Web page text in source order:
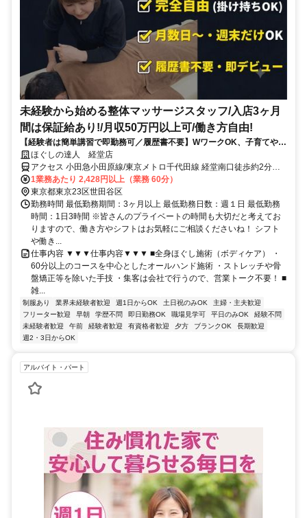
未経験から始める整体マッサージスタッフ/入店3ヶ月
間は保証給あり!/月収50万円以上可/働き方自由!
【経験者は簡単講習で即勤務可／履歴書不要】WワークOK、子育てや介
護、他の仕事をしながら自分に合った働き方をしている方が活躍中
ほぐしの達人 経堂店
アクセス 小田急小田原線/東京メトロ千代田線 経堂南口徒歩約2分、
東急世田谷線 宮の坂出入口2(下高井戸方面)徒歩約11分、東急世田谷
線 山下（東京都）出入口1徒歩約13分 経堂駅徒歩2分
1業務あたり 2,428円以上（業務 60分）
東京都東京23区世田谷区
勤務時間 最低勤務期間：3ヶ月以上 最低勤務日数：週１日 最低勤務
時間：1日3時間 ※皆さんのプライベートの時間も大切だと考えてお
りますので、働き方やシフトはお気軽にご相談くださいね！ シフト
や働き...
仕事内容 ▼▼▼仕事内容▼▼▼ ■全身ほぐし施術（ボディケア） ・
60分以上のコースを中心としたオールハンド施術 ・ストレッチや骨
盤矯正等を除いた手技 ・集客は会社で行うので、営業トーク不要！ ■
雑...
制服あり 業界未経験者歓迎 週1日からOK 土日祝のみOK
主婦・主夫歓迎
フリーター歓迎
早朝 学歴不問 即日勤務OK 職場見学可 平日のみOK
経験不問
未経験者歓迎
午前 経験者歓迎 有資格者歓迎 夕方 ブランクOK
長期歓迎
週2・3日からOK
アルバイト・パート